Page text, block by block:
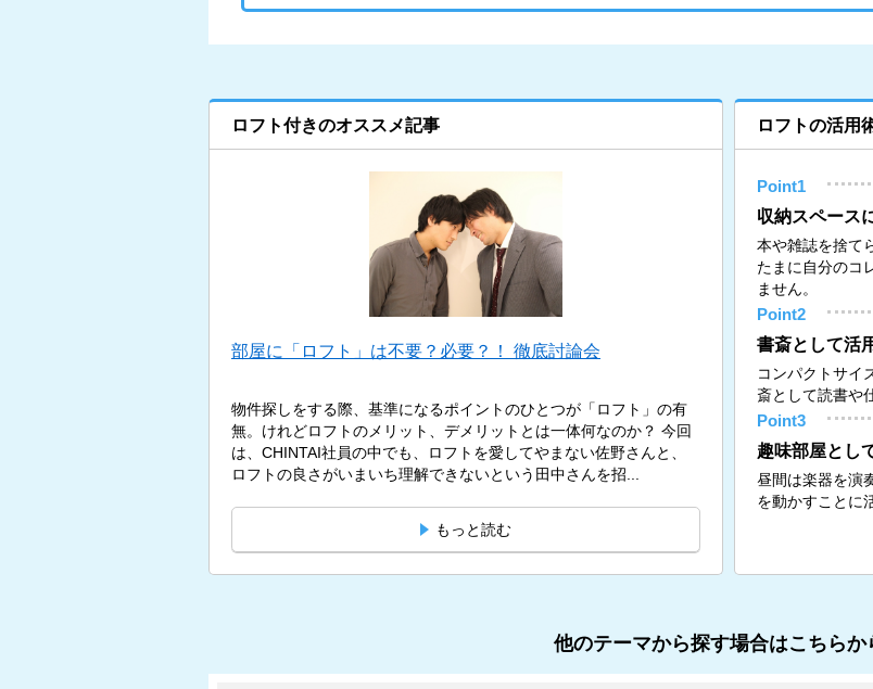
ロフト付きのオススメ記事
部屋に「ロフト」は不要？必要？！ 徹底討論会
物件探しをする際、基準になるポイントのひとつが「ロフト」の有
無。けれどロフトのメリット、デメリットとは一体何なのか？ 今回
は、CHINTAI社員の中でも、ロフトを愛してやまない佐野さんと、
ロフトの良さがいまいち理解できないという田中さんを招...
もっと読む
ロフトの活用
Point1
収納スペース
本や雑誌を捨て
たまに自分のコ
ません。
Point2
書斎として活
コンパクトサイ
斎として読書や
Point3
趣味部屋とし
昼間は楽器を演
を動かすことに
他のテーマから探す場合はこちらか